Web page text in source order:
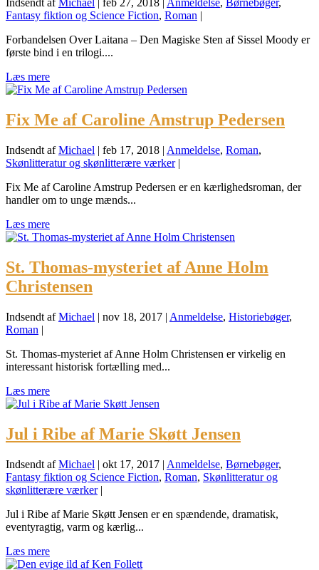
Indsendt afMichael | feb 27, 2018 | Anmeldelse, Børnebøger,
Fantasy fiktion og Science Fiction, Roman |
Forbandelsen Over Laitana – Den Magiske Sten af Sissel Moody er
første bind i en trilogi....
Læs mere
Fix Me af Caroline Amstrup Pedersen
Indsendt afMichael | feb 17, 2018 | Anmeldelse, Roman,
Skønlitteratur og skønlitterære værker|
Fix Me af Caroline Amstrup Pedersen er en kærlighedsroman, der
handler om to unge mænds...
Læs mere
St. Thomas-mysteriet af Anne Holm
Christensen
Indsendt afMichael | nov 18, 2017 | Anmeldelse, Historiebøger,
Roman |
St. Thomas-mysteriet af Anne Holm Christensen er virkelig en
interessant historisk fortælling med...
Læs mere
Jul i Ribe af Marie Skøtt Jensen
Indsendt afMichael | okt 17, 2017 | Anmeldelse, Børnebøger,
Fantasy fiktion og Science Fiction, Roman, Skønlitteratur og
skønlitterære værker|
Jul i Ribe af Marie Skøtt Jensen er en spændende, dramatisk,
eventyragtig, varm og kærlig...
Læs mere